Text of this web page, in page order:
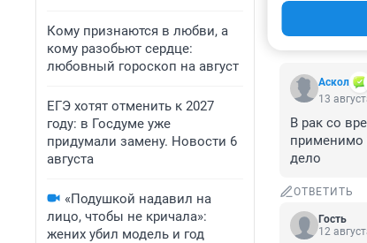
Кому признаются в любви, а
кому разобьют сердце:
любовный гороскоп на август
ЕГЭ хотят отменить к 2027
году: в Госдуме уже
придумали замену. Новости 6
августа
«Подушкой надавил на
лицо, чтобы не кричала»:
жених убил модель и год
Аскол
13
В рак со
применимо
дело
ОТВЕТИТЬ
Гость
12